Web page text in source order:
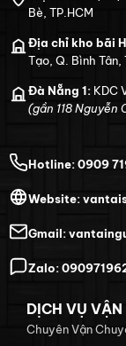
Bè, TP.HCM
Địa chỉ kho bãi
Tạo, Q. Bình Tân,
Đà Nẵng 1: KDC
(gần 118 Nguyễn
Hotline:0909
Website:
Gmail:
Zalo:
DỊCH VỤ VẬN
Chuyên Vận